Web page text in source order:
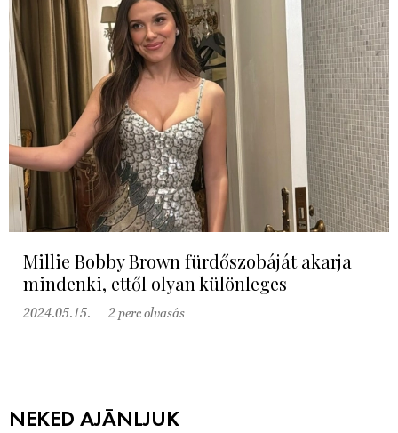
Millie Bobby Brown fürdőszobáját akarja
mindenki, ettől olyan különleges
2024.05.15. 2 perc olvasás
NEKED AJÁNLJUK